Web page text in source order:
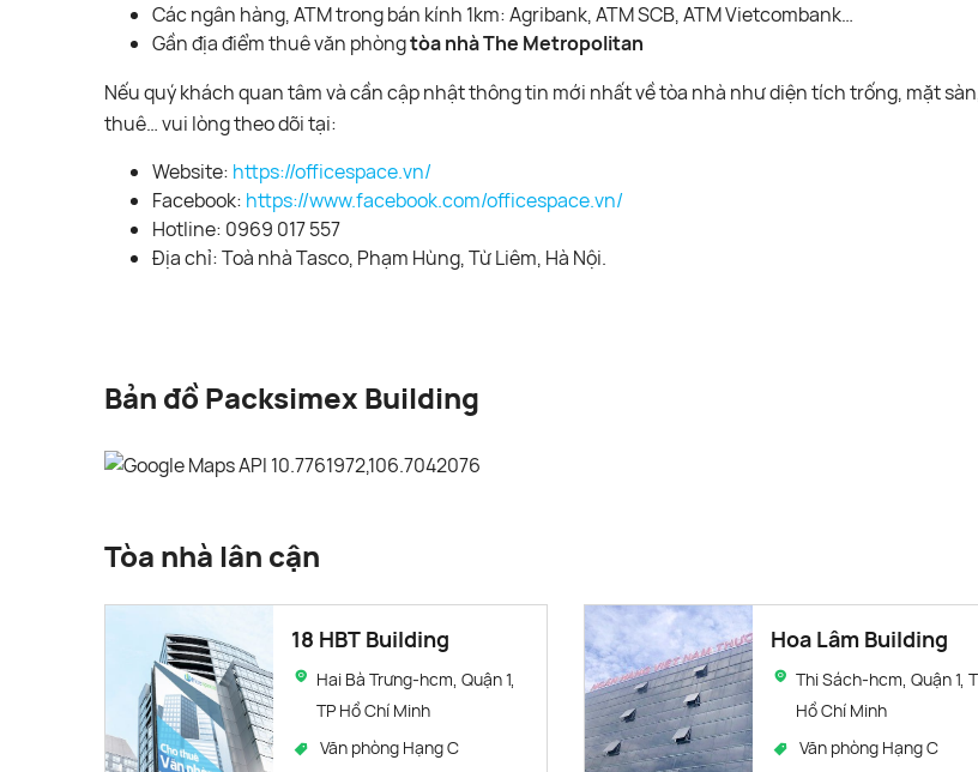
Các ngân hàng, ATM trong bán kính 1km: Agribank, ATM SCB, ATM Vietcombank…
Gần địa điểm thuê văn phòngtòa nhà The Metropolitan
Nếu quý khách quan tâm và cần cập nhật thông tin mới nhất về tòa nhà như diện tích trống, mặt
thuê… vui lòng theo dõi tại:
Website: https://officespace.vn/
Facebook: https://www.facebook.com/officespace.vn/
Hotline: 0969 017 557
Địa chỉ: Toà nhà Tasco, Phạm Hùng, Từ Liêm, Hà Nội.
Bản đồ Packsimex Building
Tòa nhà lân cận
18 HBT Building
Hai Bà Trưng-hcm, Quận 1,
TP Hồ Chí Minh
Văn phòng Hạng C
Hoa Lâm Building
Thi Sách-hcm, Quận 1,
Hồ Chí Minh
Văn phòng Hạng C